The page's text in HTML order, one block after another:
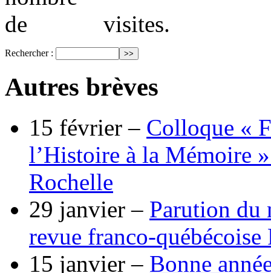
visites.
Rechercher :
Autres brèves
15 février – Colloque «
l’Histoire à la Mémoire
Rochelle
29 janvier – Parution du
revue franco-québécoise
15 janvier – Bonne